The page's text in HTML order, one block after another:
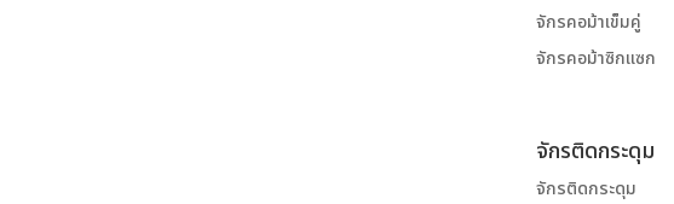
จักรคอม้าเข็มคู่
จักรคอม้าซิกแซก
จักรติดกระดุม
จักรติดกระดุม